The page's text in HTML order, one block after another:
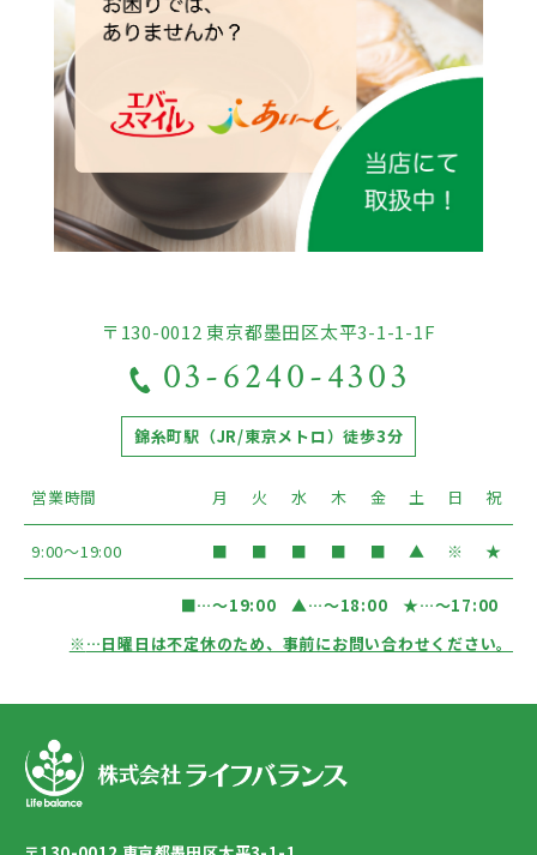
〒130-0012 東京都墨田区太平3-1-1-1F
03-6240-4303
錦糸町駅（JR/東京メトロ）徒歩3分
営業時間 月 火 水 木 金 土 日 祝
9:00〜19:00 ■ ■ ■ ■ ■ ▲ ※ ★
■…〜19:00 ▲…〜18:00 ★…〜17:00
※ …日曜日は不定休のため、事前にお問い合わせください。